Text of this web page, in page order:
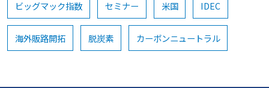
ビッグマック指数 セミナー 米国 IDEC
海外販路開拓 脱炭素 カーボンニュートラル